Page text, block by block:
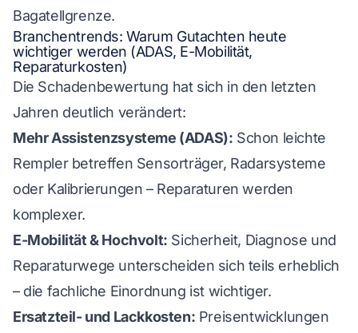
Bagatellgrenze.
Branchentrends: Warum Gutachten heute
wichtiger werden (ADAS, E-Mobilität,
Reparaturkosten)
Die Schadenbewertung hat sich in den letzten
Jahren deutlich verändert:
Mehr Assistenzsysteme (ADAS): Schon leichte
Rempler betreffen Sensorträger, Radarsysteme
oder Kalibrierungen – Reparaturen werden
komplexer.
E-Mobilität & Hochvolt: Sicherheit, Diagnose und
Reparaturwege unterscheiden sich teils erheblich
– die fachliche Einordnung ist wichtiger.
Ersatzteil- und Lackkosten: Preisentwicklungen